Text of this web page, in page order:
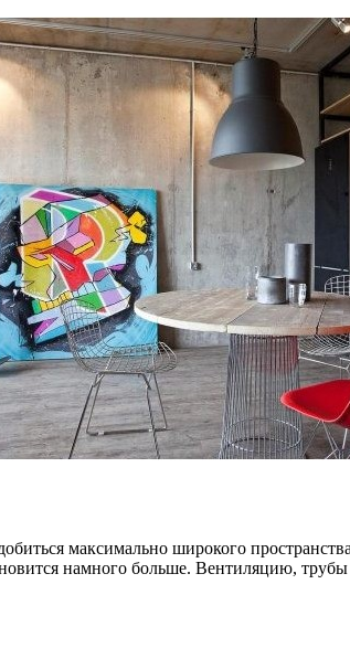
максимально широкого
намного больше. Вентиляцию,